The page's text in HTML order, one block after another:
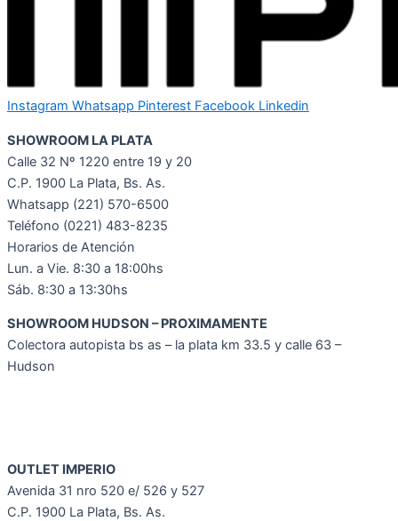
Instagram Whatsapp Pinterest Facebook Linkedin
SHOWROOM LA PLATA
Calle 32 Nº 1220 entre 19 y 20
C.P. 1900 La Plata, Bs. As.
Whatsapp (221) 570-6500
Teléfono (0221) 483-8235
Horarios de Atención
Lun. a Vie. 8:30 a 18:00hs
Sáb. 8:30 a 13:30hs
SHOWROOM HUDSON – PROXIMAMENTE
Colectora autopista bs as – la plata km 33.5 y calle 63 –
Hudson
OUTLET IMPERIO
Avenida 31 nro 520 e/ 526 y 527
C.P. 1900 La Plata, Bs. As.